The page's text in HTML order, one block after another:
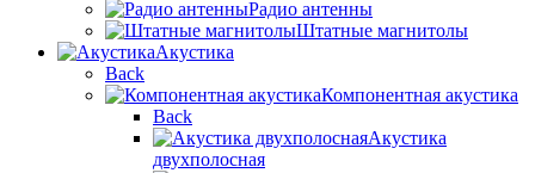
Радио антенны
Штатные магнитолы
Акустика
Back
Компонентная акустика
Back
Акустика
двухполосная